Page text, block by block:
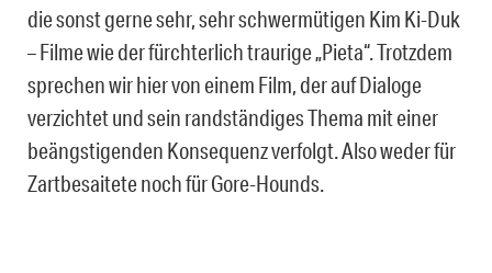
die sonst gerne sehr, sehr schwermütigen Kim Ki-Duk
– Filme wie der fürchterlich traurige „Pieta“. Trotzdem
sprechen wir hier von einem Film, der auf Dialoge
verzichtet und sein randständiges Thema mit einer
beängstigenden Konsequenz verfolgt. Also weder für
Zartbesaitete noch für Gore-Hounds.